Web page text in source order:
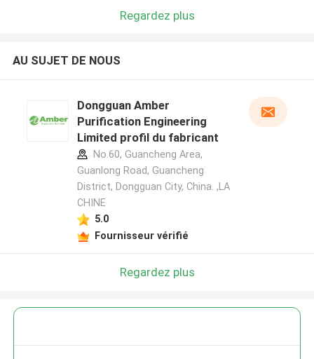
Regardez plus
AU SUJET DE NOUS
Dongguan Amber
Purification Engineering
Limited profil du fabricant
No.60, Guancheng Area,
Guanlong Road, Guancheng
District, Dongguan City, China. ,LA
CHINE
5.0
Fournisseur vérifié
Regardez plus